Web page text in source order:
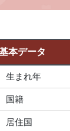
本データ
生まれ年
国籍
居住国